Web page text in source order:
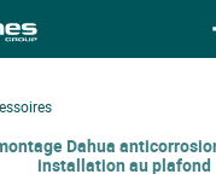
Dahua
installation au plafond